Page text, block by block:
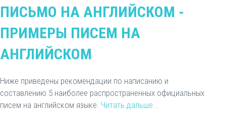
ПИСЬМО НА АНГЛИЙСКОМ -
ПРИМЕРЫ ПИСЕМ НА
АНГЛИЙСКОМ
Ниже приведены рекомендации по написанию и
составлению 5 наиболее распространенных официальных
писем на английском языке. Читать дальше...